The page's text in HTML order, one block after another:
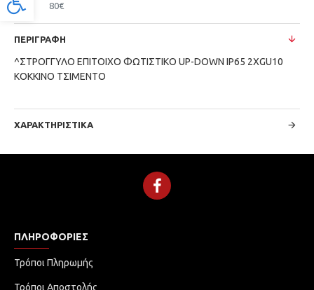
80€
ΠΕΡΙΓΡΑΦΉ
^ΣΤΡΟΓΓΥΛΟ ΕΠΙΤΟΙΧΟ ΦΩΤΙΣΤΙΚΟ UP-DOWN IP65 2XGU10
ΚΟΚΚΙΝΟ ΤΣΙΜΕΝΤΟ
ΧΑΡΑΚΤΗΡΙΣΤΙΚΆ
ΠΛΗΡΟΦΟΡΊΕΣ
Τρόποι Πληρωμής
Τρόποι Αποστολής